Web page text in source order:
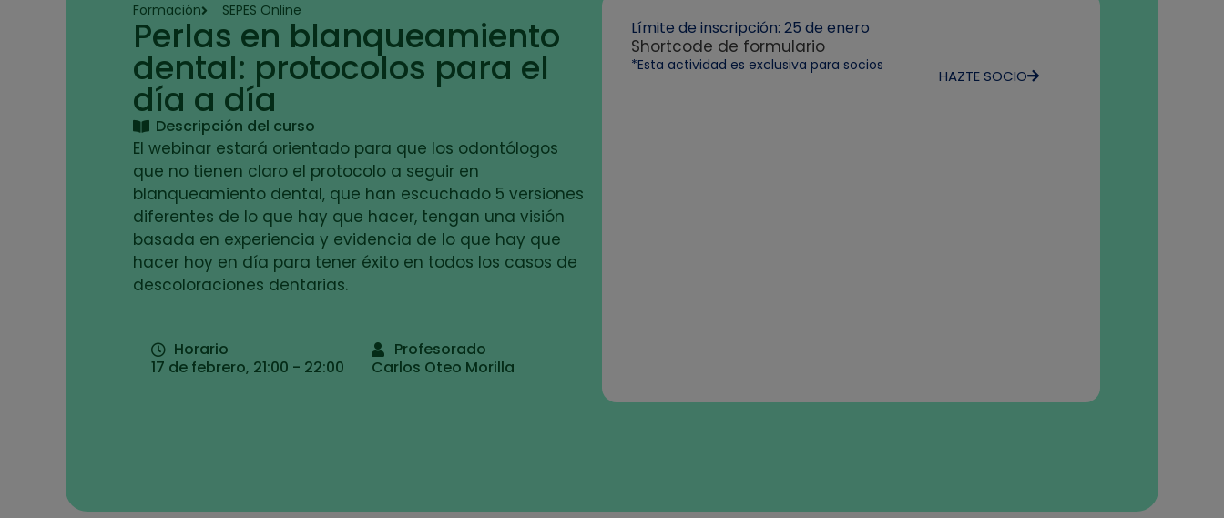
Formación SEPES Online
Perlas en blanqueamiento
dental: protocolos para el
día a día
Descripción del curso
El webinar estará orientado para que los odontólogos
que no tienen claro el protocolo a seguir en
blanqueamiento dental, que han escuchado 5 versiones
diferentes de lo que hay que hacer, tengan una visión
basada en experiencia y evidencia de lo que hay que
hacer hoy en día para tener éxito en todos los casos de
descoloraciones dentarias.
Horario
17 de febrero, 21:00 - 22:00
Profesorado
Carlos Oteo Morilla
Límite de inscripción: 25 de enero
Shortcode de formulario
*Esta actividad es exclusiva para socios
HAZTE SOCIO